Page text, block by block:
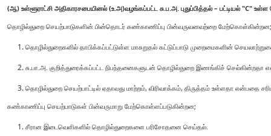
(ஆ) உள்ளூராட்சி அதிகாரசபையினல் (உ.அ)வழங்கப்பட்ட சு.ப.அ. புதுப்பித்தல் – பட்டியல் "C"
தொழில்துறை செயற்பாடுகளின் பின்தொடர் கண்காணிப்பு பின்வருவனவற்றை மேற்கொள்கின்றன;
தொழில்துறைகளில் தாபிக்கப்பட்டுள்ள மாசுறுதல் கட்டுப்பாடு முறைமைகளின்
சு.பா.அ. குறித்துரைக்கப்பட்ட நிபந்தனைகளுடன் தொழில்துறை இணங்கிச்
தொழில்துறை செயற்பாட்டில் ஏதாவது மாற்றம், விரிவாக்கம், திருத்தம் உள்ளதா என்பதை
கண்காணிப்பு செயற்பாடுகள் பின்வருமாறு மேற்கொள்ளப்படுகின்றன;
சீரான இடைவெளிகளில் தொழில்துறைகளை பரிசோதனை செய்தல்.